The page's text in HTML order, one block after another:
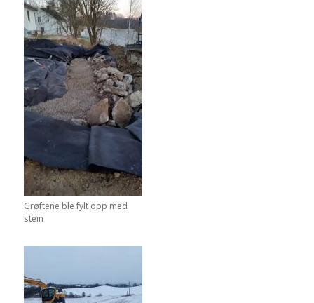
Grøftene ble fylt opp med
stein